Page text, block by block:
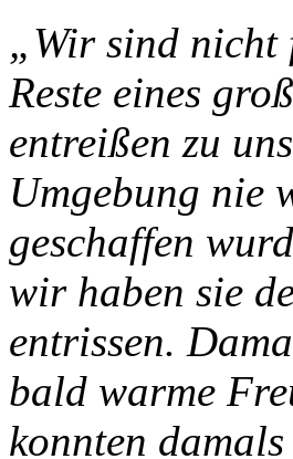
„Wir sind nicht
Reste eines
entreißen zu
Umgebung nie
geschaffen
wir haben sie
entrissen.
bald warme
konnten